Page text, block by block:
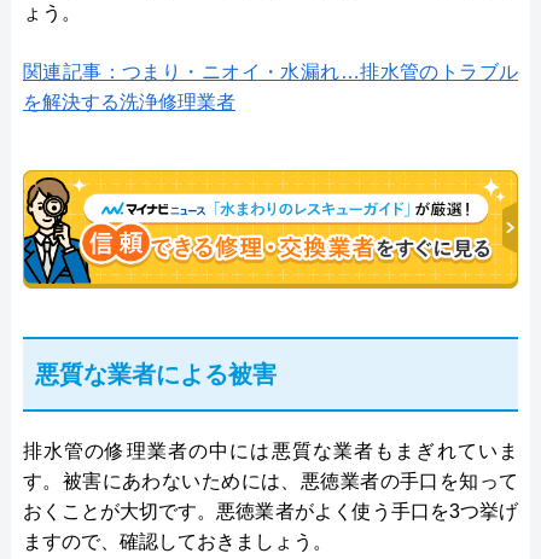
ょう。
関連記事：つまり・ニオイ・水漏れ…排水管のトラブル
を解決する洗浄修理業者
悪質な業者による被害
排水管の修理業者の中には悪質な業者もまぎれていま
す。被害にあわないためには、悪徳業者の手口を知って
おくことが大切です。悪徳業者がよく使う手口を3つ挙げ
ますので、確認しておきましょう。